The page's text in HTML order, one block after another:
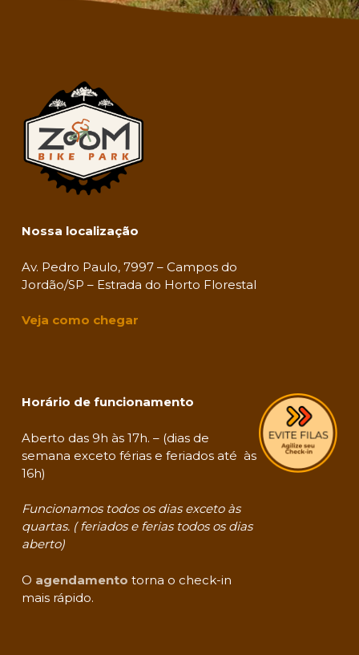
Nossa localização
Av. Pedro Paulo, 7997 – Campos do
Jordão/SP – Estrada do Horto Florestal
Veja como chegar
Horário de funcionamento
Aberto das 9h às 17h. – (dias de
semana exceto férias e feriados até às
16h)
Funcionamos todos os dias exceto às
quartas. ( feriados e ferias todos os dias
aberto)
O agendamento torna o check-in
mais rápido.